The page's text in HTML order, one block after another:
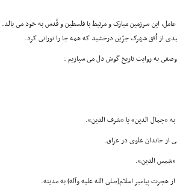
عامل، این سرزمین مبارک و مرتبط با فلسطین و قُدس به خود مى
از اُفق شهرک جزّین درخشید که همه جا را نورانى کرد.
وصفى به روایت تاریخ گوش دل مى سپاریم :
«جمال الدین» یا «شرف الدین».
از خاندان علوى در عراق.
الدین».